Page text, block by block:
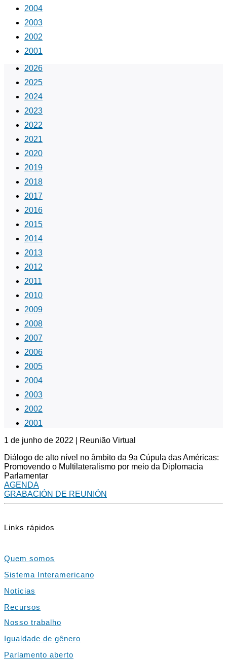
2004
2003
2002
2001
2026
2025
2024
2023
2022
2021
2020
2019
2018
2017
2016
2015
2014
2013
2012
2011
2010
2009
2008
2007
2006
2005
2004
2003
2002
2001
1 de junho de 2022 | Reunião Virtual
Diálogo de alto nível no âmbito da 9a Cúpula das Américas:
Promovendo o Multilateralismo por meio da Diplomacia
Parlamentar
AGENDA
GRABACIÓN DE REUNIÓN
Links rápidos
Quem somos
Sistema Interamericano
Notícias
Recursos
Nosso trabalho
Igualdade de gênero
Parlamento aberto